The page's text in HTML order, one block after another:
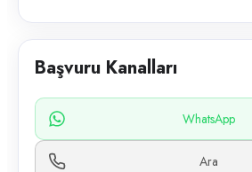
Başvuru Kanalları
WhatsApp
Ara